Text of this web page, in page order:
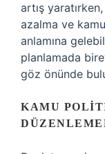
artış
azalma ve
anlamına
planlamada
göz önünde
KAMU